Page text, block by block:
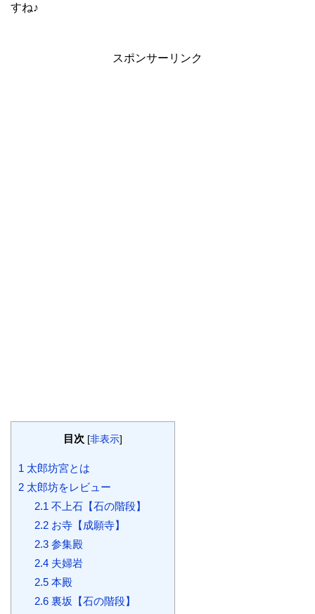
すね♪
スポンサーリンク
目次 [非表示]
1 太郎坊宮とは
2 太郎坊をレビュー
2.1 不上石【石の階段】
2.2お寺【成願寺】
2.3参集殿
2.4夫婦岩
2.5本殿
2.6裏坂【石の階段】